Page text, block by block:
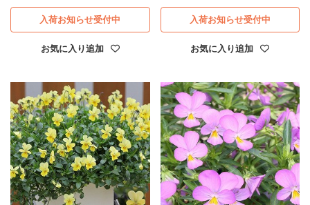
お気に入り追加
入荷お知らせ受付中
お気に入り追加
入荷お知らせ受付中